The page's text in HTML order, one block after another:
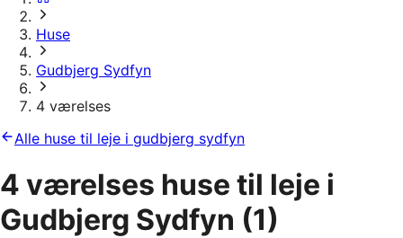
Huse
Gudbjerg Sydfyn
4 værelses
Alle huse til leje i gudbjerg sydfyn
4 værelses huse til leje i
Gudbjerg Sydfyn (1)